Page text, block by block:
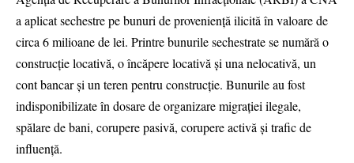
a aplicat sechestre pe bunuri de proveniență ilicită în valoare de
circa 6 milioane de lei. Printre bunurile sechestrate se numără o
construcție locativă, o încăpere locativă și una nelocativă, un
cont bancar și un teren pentru construcție. Bunurile au fost
indisponibilizate în dosare de organizare migrației ilegale,
spălare de bani, corupere pasivă, corupere activă și trafic de
influență.